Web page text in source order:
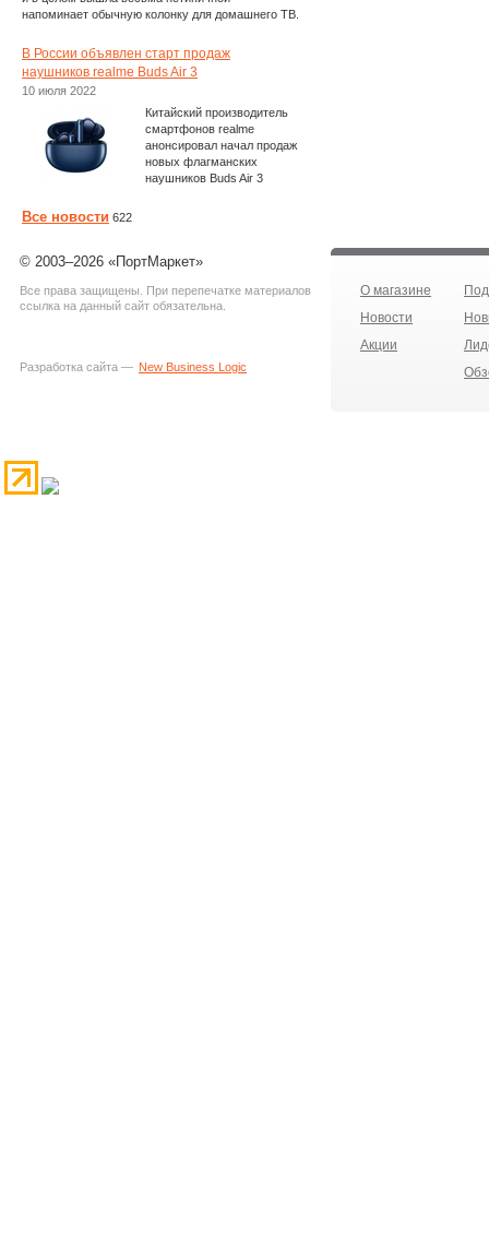
напоминает обычную колонку для домашнего ТВ.
В России объявлен старт продаж
наушников realme Buds Air 3
10 июля 2022
Китайский производитель
смартфонов realme
анонсировал начал продаж
новых флагманских
наушников Buds Air 3
Все новости 622
© 2003–2026 «ПортМаркет»
Все права защищены. При перепечатке материалов
ссылка на данный сайт обязательна.
Разработка сайта — New Business Logic
О магазине
Новости
Акции